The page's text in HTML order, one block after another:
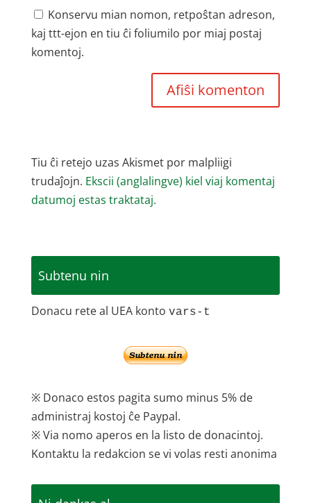
Konservu mian nomon, retpoŝtan adreson,
kaj ttt-ejon en tiu ĉi foliumilo por miaj postaj
komentoj.
Tiu ĉi retejo uzas Akismet por malpliigi
trudaĵojn. Ekscii (anglalingve) kiel viaj komentaj
datumoj estas traktataj.
Subtenu nin
Donacu rete al UEA konto vars-t
※ Donaco estos pagita sumo minus 5% de
administraj kostoj ĉe Paypal.
※ Via nomo aperos en la listo de donacintoj.
Kontaktu la redakcion se vi volas resti anonima